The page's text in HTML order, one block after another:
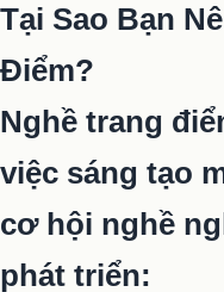
Tại Sao Bạn
Điểm?
Nghề trang
việc sáng tạo
cơ hội nghề
phát triển: